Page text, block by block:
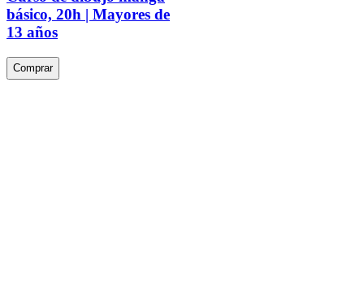
básico, 20h | Mayores de
13 años
Comprar